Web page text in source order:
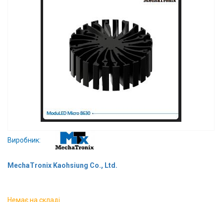
Виробництво
Послуги
Вакансії
Вхід/
авторизація
Виробник:
MechaTronix Kaohsiung Co., Ltd.
Немає на складі